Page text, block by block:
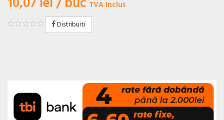
TVA Inclus
Distribuiti